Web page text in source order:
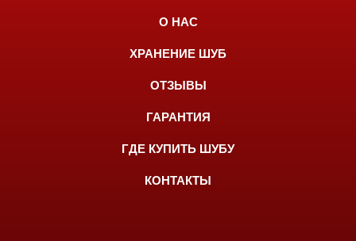
О НАС
ХРАНЕНИЕ ШУБ
ОТЗЫВЫ
ГАРАНТИЯ
ГДЕ КУПИТЬ ШУБУ
КОНТАКТЫ